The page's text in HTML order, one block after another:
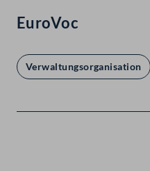
EuroVoc
Verwaltungsorganisation